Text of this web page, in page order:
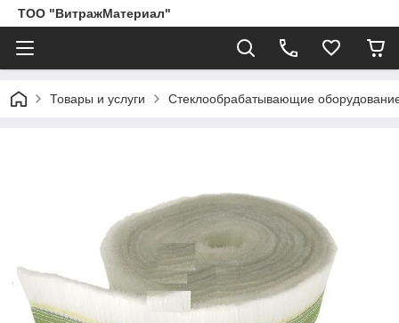
ТОО "ВитражМатериал"
Товары и услуги Стеклообрабатывающие